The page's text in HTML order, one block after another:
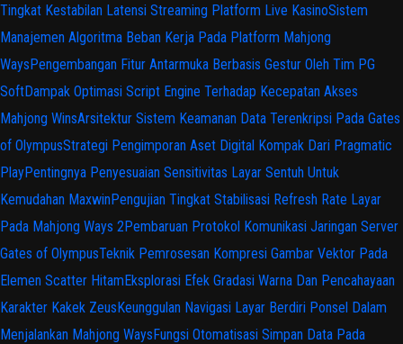
Tingkat Kestabilan Latensi Streaming Platform Live KasinoSistem
Manajemen Algoritma Beban Kerja Pada Platform Mahjong
WaysPengembangan Fitur Antarmuka Berbasis Gestur Oleh Tim PG
SoftDampak Optimasi Script Engine Terhadap Kecepatan Akses
Mahjong WinsArsitektur Sistem Keamanan Data Terenkripsi Pada Gates
of OlympusStrategi Pengimporan Aset Digital Kompak Dari Pragmatic
PlayPentingnya Penyesuaian Sensitivitas Layar Sentuh Untuk
Kemudahan MaxwinPengujian Tingkat Stabilisasi Refresh Rate Layar
Pada Mahjong Ways 2Pembaruan Protokol Komunikasi Jaringan Server
Gates of OlympusTeknik Pemrosesan Kompresi Gambar Vektor Pada
Elemen Scatter HitamEksplorasi Efek Gradasi Warna Dan Pencahayaan
Karakter Kakek ZeusKeunggulan Navigasi Layar Berdiri Ponsel Dalam
Menjalankan Mahjong WaysFungsi Otomatisasi Simpan Data Pada